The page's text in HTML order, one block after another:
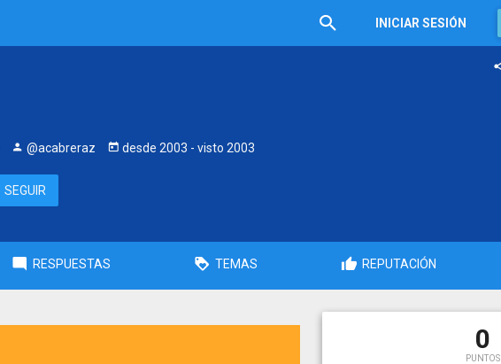
INICIAR SESIÓN
@acabreraz desde 2003 - visto 2003
SEGUIR
RESPUESTAS TEMAS REPUTACIÓN
0
PUNTOS